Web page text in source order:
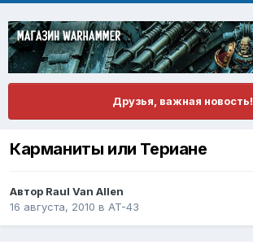
Друзья, важная новость!
Карманиты или Териане
Автор Raul Van Allen
16 августа, 2010 в AT-43